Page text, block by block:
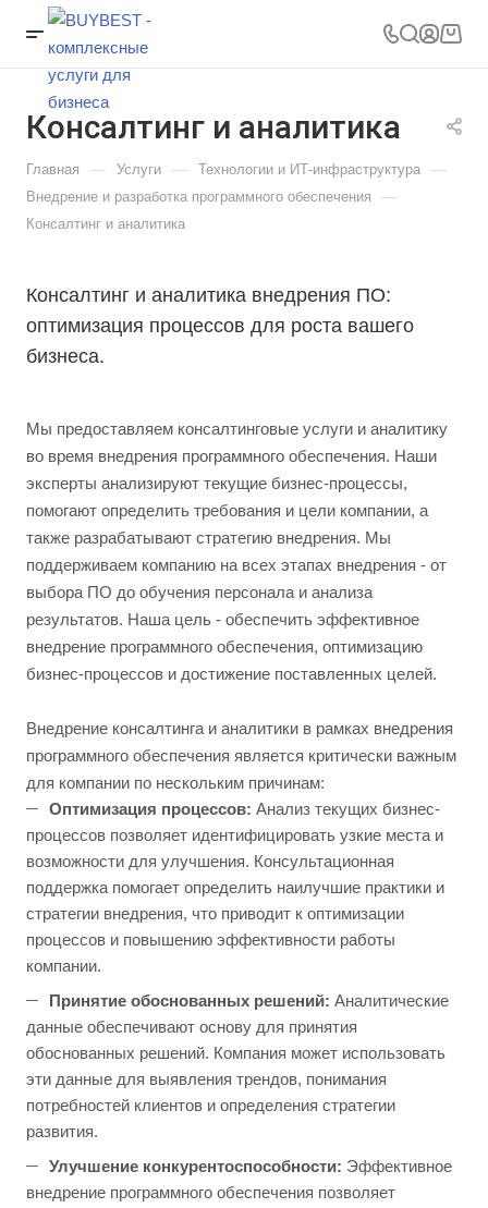
Консалтинг и аналитика
Главная — Услуги — Технологии и ИТ-инфраструктура —
Внедрение и разработка программного обеспечения —
Консалтинг и аналитика
Консалтинг и аналитика внедрения ПО:
оптимизация процессов для роста вашего
бизнеса.
Мы предоставляем консалтинговые услуги и аналитику
во время внедрения программного обеспечения. Наши
эксперты анализируют текущие бизнес-процессы,
помогают определить требования и цели компании, а
также разрабатывают стратегию внедрения. Мы
поддерживаем компанию на всех этапах внедрения - от
выбора ПО до обучения персонала и анализа
результатов. Наша цель - обеспечить эффективное
внедрение программного обеспечения, оптимизацию
бизнес-процессов и достижение поставленных целей.
Внедрение консалтинга и аналитики в рамках внедрения
программного обеспечения является критически важным
для компании по нескольким причинам:
Оптимизация процессов: Анализ текущих бизнес-
процессов позволяет идентифицировать узкие места и
возможности для улучшения. Консультационная
поддержка помогает определить наилучшие практики и
стратегии внедрения, что приводит к оптимизации
процессов и повышению эффективности работы
компании.
Принятие обоснованных решений: Аналитические
данные обеспечивают основу для принятия
обоснованных решений. Компания может использовать
эти данные для выявления трендов, понимания
потребностей клиентов и определения стратегии
развития.
Улучшение конкурентоспособности: Эффективное
внедрение программного обеспечения позволяет